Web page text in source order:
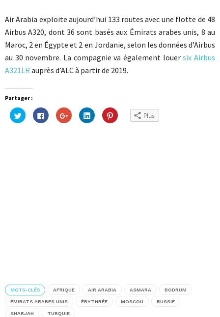
Air Arabia exploite aujourd’hui 133 routes avec une flotte de 48
Airbus A320, dont 36 sont basés aux Émirats arabes unis, 8 au
Maroc, 2 en Égypte et 2 en Jordanie, selon les données d’Airbus
au 30 novembre. La compagnie va également louersix Airbus
A321LRauprès d’ALC à partir de 2019.
Partager :
Cliquez
pour
partager
Cliquez
pour
partager
Cliquez
pour
partager
Cliquez
pour
partager
Cliquez
pour Plus
MOTS-CLÉS AFRIQUE AIR ARABIA ASMARA BODRUM
ÉMIRATS ARABES UNIS ÉRYTHRÉE MOSCOU RUSSIE
SHARJAH TURQUIE